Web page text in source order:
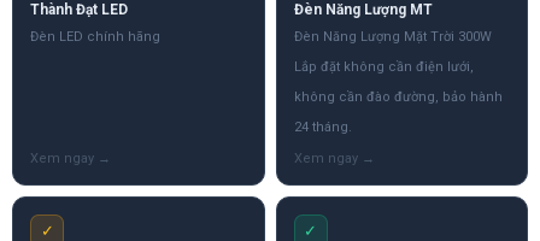
Thành Đạt LED
Đèn LED chính hãng
Đèn Năng Lượng MT
Đèn Năng Lượng Mặt Trời 300W
Lắp đặt không cần điện lưới,
không cần đào đường, bảo hành
24 tháng.
✓ ✓